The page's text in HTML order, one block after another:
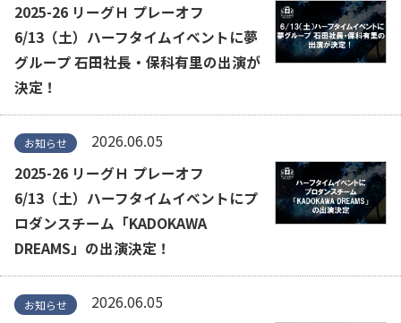
2025-26 リーグＨ プレーオフ
6/13（土）ハーフタイムイベントに夢
グループ 石田社長・保科有里の出演が
決定！
お知らせ
2026.06.05
2025-26 リーグＨ プレーオフ
6/13（土）ハーフタイムイベントにプ
ロダンスチーム「KADOKAWA
DREAMS」の出演決定！
お知らせ
2026.06.05